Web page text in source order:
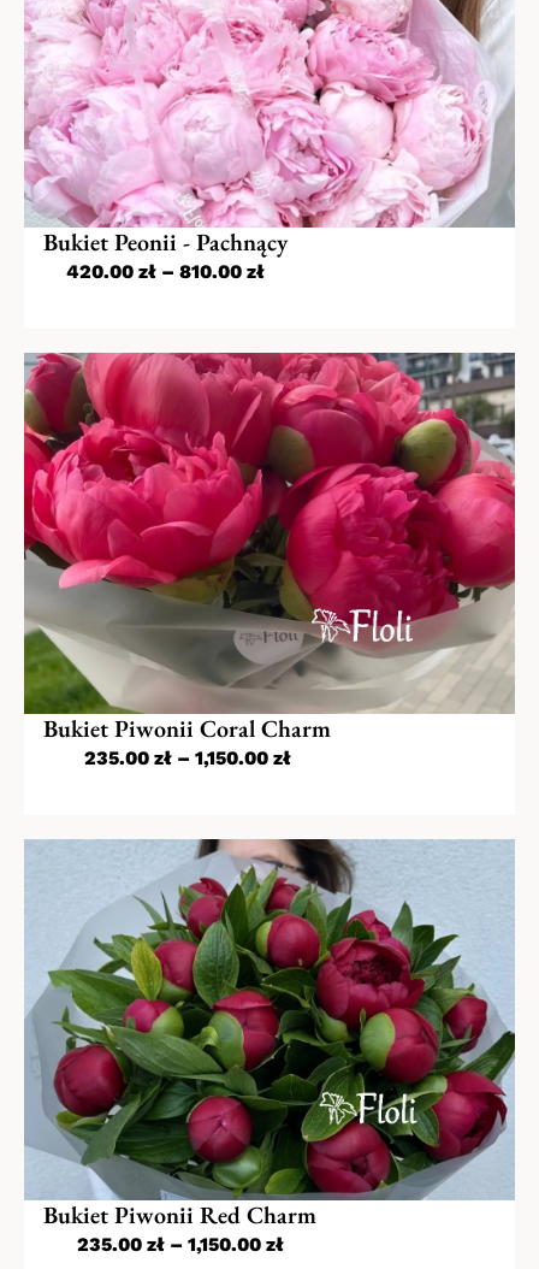
Bukiet Peonii - Pachnący
420.00 zł – 810.00 zł
Bukiet Piwonii Coral Charm
235.00 zł– 1,150.00 zł
Bukiet Piwonii Red Charm
235.00 zł– 1,150.00 zł